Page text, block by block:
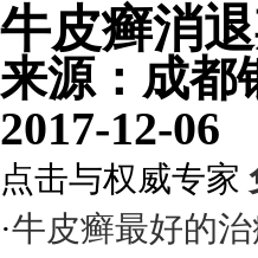
牛皮癣消
来源：成
2017-12-
点击与权威专家
·牛皮癣最好的